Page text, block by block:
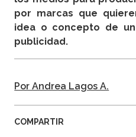
por marcas que
idea o concepto de
publicidad.
Por Andrea Lagos A.
COMPARTIR